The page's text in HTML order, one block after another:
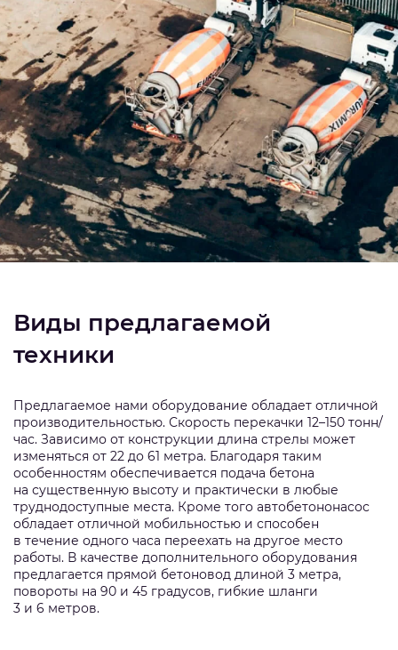
Виды предлагаемой
техники
Предлагаемое нами оборудование обладает отличной
производительностью. Скорость перекачки 12–150 тонн/
час. Зависимо от конструкции длина стрелы может
изменяться от 22 до 61 метра. Благодаря таким
особенностям обеспечивается подача бетона
на существенную высоту и практически в любые
труднодоступные места. Кроме того автобетононасос
обладает отличной мобильностью и способен
в течение одного часа переехать на другое место
работы. В качестве дополнительного оборудования
предлагается прямой бетоновод длиной 3 метра,
повороты на 90 и 45 градусов, гибкие шланги
3 и 6 метров.